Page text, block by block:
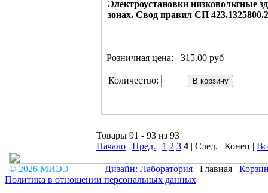
Электроустановки низковольтные
зонах. Свод правил СП
Розничная цена: 315.00 руб
Количество:
Товары 91 - 93 из 93
Начало | Пред. | 1 2 3 4 | След. | Конец |
© 2026 МИЭЭ Дизайн: Лаборатория Главная
Политика в отношении персональных данных